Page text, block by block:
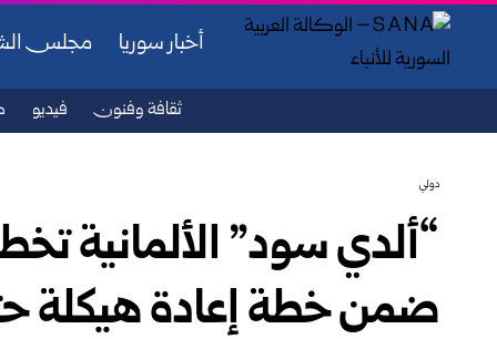
أخبار سوريا مجلس
ثقافة وفنون فيديو
دولي
ضمن خطة إعادة هيكلة حتى